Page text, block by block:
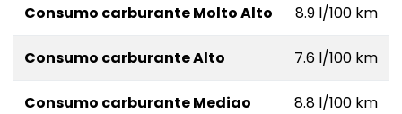
Consumo carburante Molto Alto 8.9 l/100 km
Consumo carburante Alto 7.6 l/100 km
Consumo carburante Mediao 8.8 l/100 km